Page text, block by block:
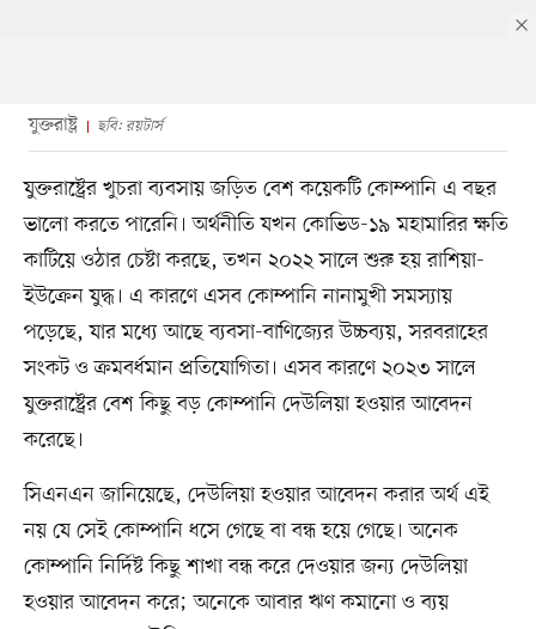
যুক্তরাষ্ট্র ছবি: রয়টার্স
যুক্তরাষ্ট্রের খুচরা ব্যবসায় জড়িত বেশ কয়েকটি কোম্পানি এ বছর
ভালো করতে পারেনি। অর্থনীতি যখন কোভিড-১৯ মহামারির ক্ষতি
কাটিয়ে ওঠার চেষ্টা করছে, তখন ২০২২ সালে শুরু হয় রাশিয়া-
ইউক্রেন যুদ্ধ। এ কারণে এসব কোম্পানি নানামুখী সমস্যায়
পড়েছে, যার মধ্যে আছে ব্যবসা-বাণিজ্যের উচ্চব্যয়, সরবরাহের
সংকট ও ক্রমবর্ধমান প্রতিযোগিতা। এসব কারণে ২০২৩ সালে
যুক্তরাষ্ট্রের বেশ কিছু বড় কোম্পানি দেউলিয়া হওয়ার আবেদন
করেছে।
সিএনএন জানিয়েছে, দেউলিয়া হওয়ার আবেদন করার অর্থ এই
নয় যে সেই কোম্পানি ধসে গেছে বা বন্ধ হয়ে গেছে। অনেক
কোম্পানি নির্দিষ্ট কিছু শাখা বন্ধ করে দেওয়ার জন্য দেউলিয়া
হওয়ার আবেদন করে; অনেকে আবার ঋণ কমানো ও ব্যয়